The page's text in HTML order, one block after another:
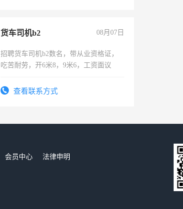
货车司机b2 08月07日
招聘货车司机b2数名，带从业资格证，
吃苦耐劳，开6米8，9米6，工资面议
查看联系方式
会员中心
法律申明